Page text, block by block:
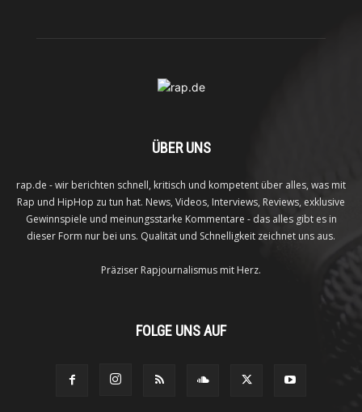
ÜBER UNS
rap.de - wir berichten schnell, kritisch und kompetent über alles, was mit
Rap und HipHop zu tun hat. News, Videos, Interviews, Reviews, exklusive
Gewinnspiele und meinungsstarke Kommentare - das alles gibt es in
dieser Form nur bei uns. Qualität und Schnelligkeit zeichnet uns aus.
Präziser Rapjournalismus mit Herz.
FOLGE UNS AUF